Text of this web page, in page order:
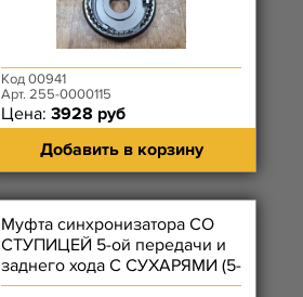
Код 00941
Арт. 255-0000115
Цена: 3928 руб
Добавить в корзину
Муфта синхронизатора СО
СТУПИЦЕЙ 5-ой передачи и
заднего хода С СУХАРЯМИ (5-
ти ступенчатой КПП н.о.)